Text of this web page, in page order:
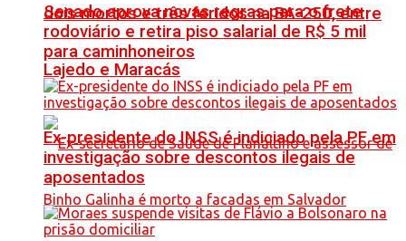
dois mortos e três feridos na BA-250, entre
Lajedo e Maracás
Senado aprova novas regras para o frete
rodoviário e retira piso salarial de R$ 5 mil
para caminhoneiros
Ex-presidente do INSS é indiciado pela PF em
investigação sobre descontos ilegais de
aposentados